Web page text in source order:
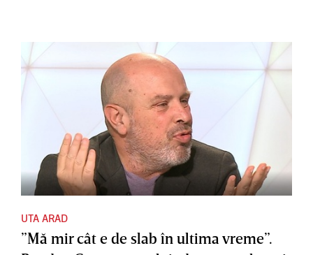
UTA ARAD
”Mă mir cât e de slab în ultima vreme”.